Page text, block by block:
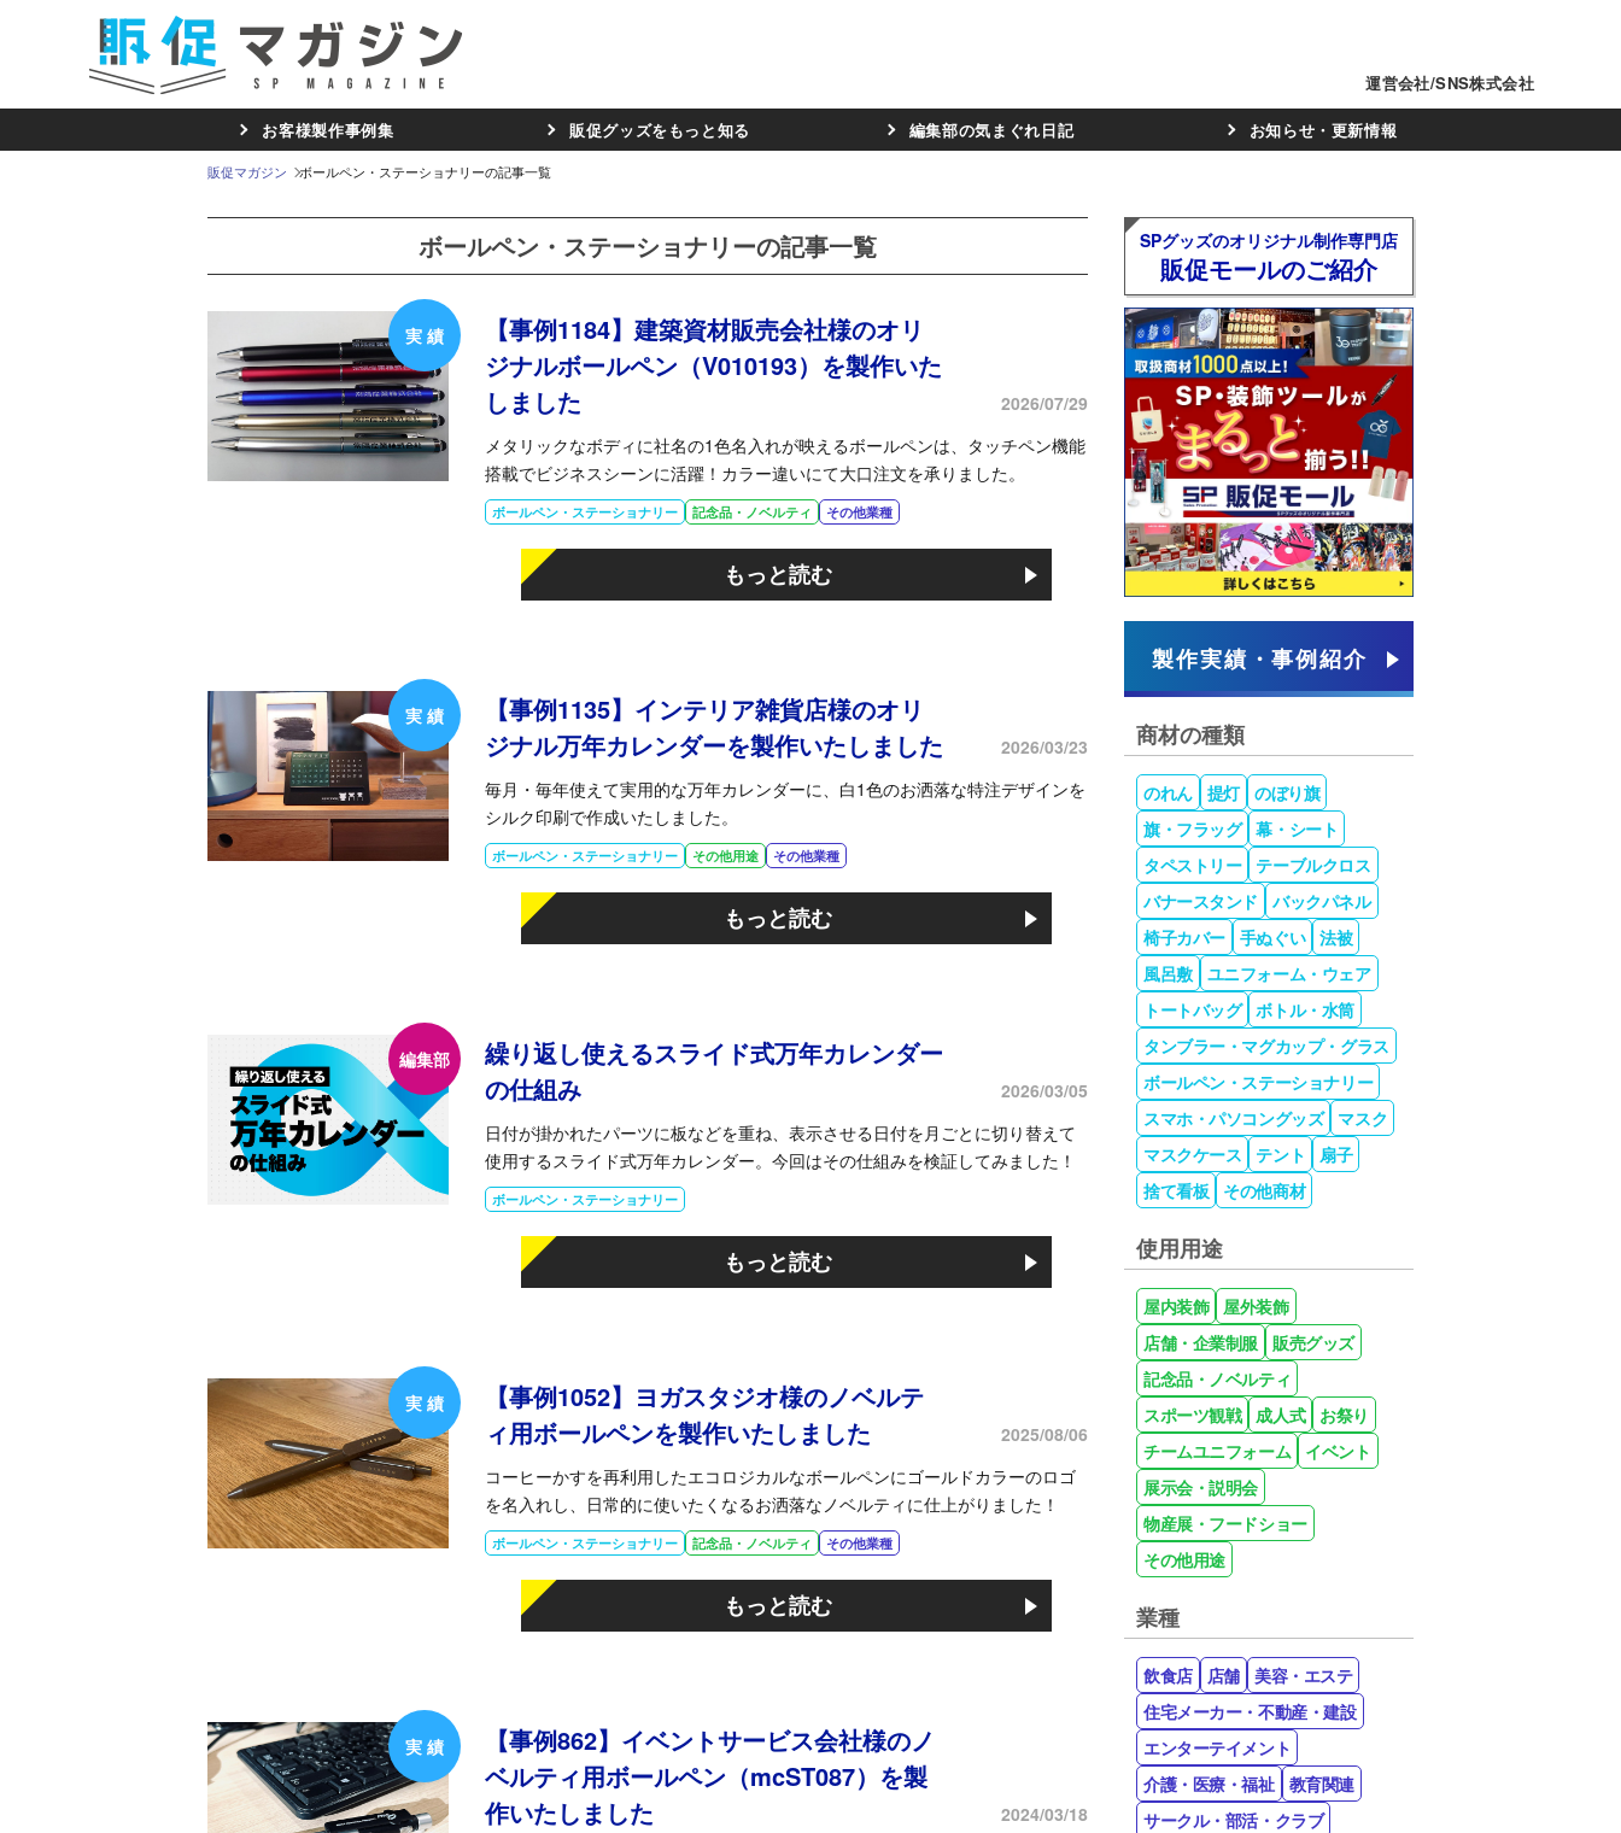
運営会社/SNS株式会社
お客様製作事例集 販促グッズをもっと知る 編集部の気まぐれ日記 お知らせ・更新情報
販促マガジン ボールペン・ステーショナリーの記事一覧
ボールペン・ステーショナリーの記事一覧
【事例1184】建築資材販売会社様のオリ
ジナルボールペン（V010193）を製作いた
しました
2026/07/29
メタリックなボディに社名の1色名入れが映えるボールペンは、タッチペン機能
搭載でビジネスシーンに活躍！カラー違いにて大口注文を承りました。
ボールペン・ステーショナリー 記念品・ノベルティ その他業種
もっと読む
【事例1135】インテリア雑貨店様のオリ
ジナル万年カレンダーを製作いたしました
2026/03/23
毎月・毎年使えて実用的な万年カレンダーに、白1色のお洒落な特注デザインを
シルク印刷で作成いたしました。
ボールペン・ステーショナリー その他用途 その他業種
もっと読む
繰り返し使えるスライド式万年カレンダー
の仕組み
2026/03/05
日付が掛かれたパーツに板などを重ね、表示させる日付を月ごとに切り替えて
使用するスライド式万年カレンダー。今回はその仕組みを検証してみました！
ボールペン・ステーショナリー
もっと読む
【事例1052】ヨガスタジオ様のノベルテ
ィ用ボールペンを製作いたしました
2025/08/06
コーヒーかすを再利用したエコロジカルなボールペンにゴールドカラーのロゴ
を名入れし、日常的に使いたくなるお洒落なノベルティに仕上がりました！
ボールペン・ステーショナリー 記念品・ノベルティ その他業種
もっと読む
【事例862】イベントサービス会社様のノ
ベルティ用ボールペン（mcST087）を製
作いたしました
2024/03/18
SPグッズのオリジナル制作専門店
販促モールのご紹介
製作実績・事例紹介
商材の種類
のれん 提灯
のぼり旗
旗・フラッグ 幕・シート
タペストリー
テーブルクロス
バナースタンド
バックパネル
椅子カバー
手ぬぐい 法被
風呂敷
ユニフォーム・ウェア
トートバッグ ボトル・水筒
タンブラー・マグカップ・グラス
ボールペン・ステーショナリー
スマホ・パソコングッズ
マスク
マスクケース
テント
扇子
捨て看板
その他商材
使用用途
屋内装飾
屋外装飾
店舗・企業制服
販売グッズ
記念品・ノベルティ
スポーツ観戦 成人式
お祭り
チームユニフォーム
イベント
展示会・説明会
物産展・フードショー
その他用途
業種
飲食店 店舗
美容・エステ
住宅メーカー・不動産・建設
エンターテイメント
介護・医療・福祉
教育関連
サークル・部活・クラブ